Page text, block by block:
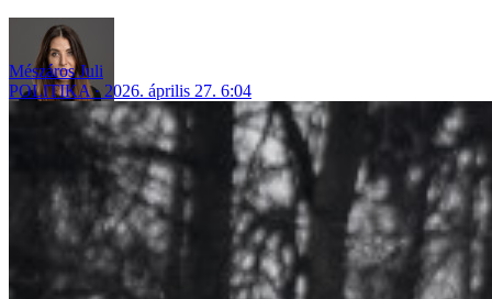
Mészáros Juli
POLITIKA
2026. április 27. 6:04